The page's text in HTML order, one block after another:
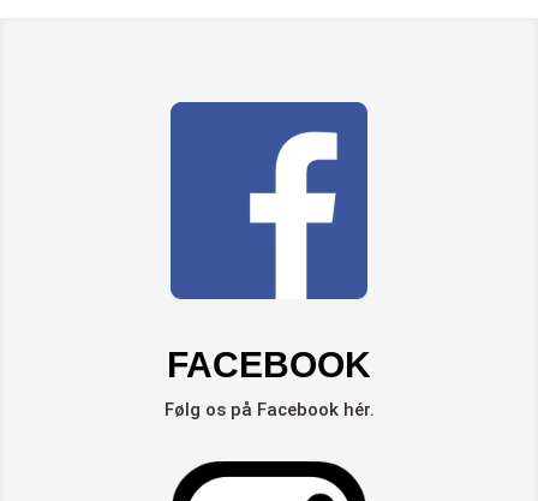
FACEBOOK
Følg os på Facebook hér.